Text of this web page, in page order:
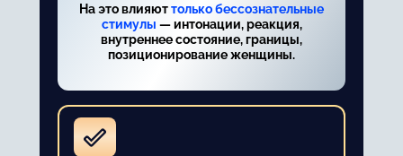
На это влияюттолько бессознательные
стимулы — интонации, реакция,
внутреннее состояние, границы,
позиционирование женщины.